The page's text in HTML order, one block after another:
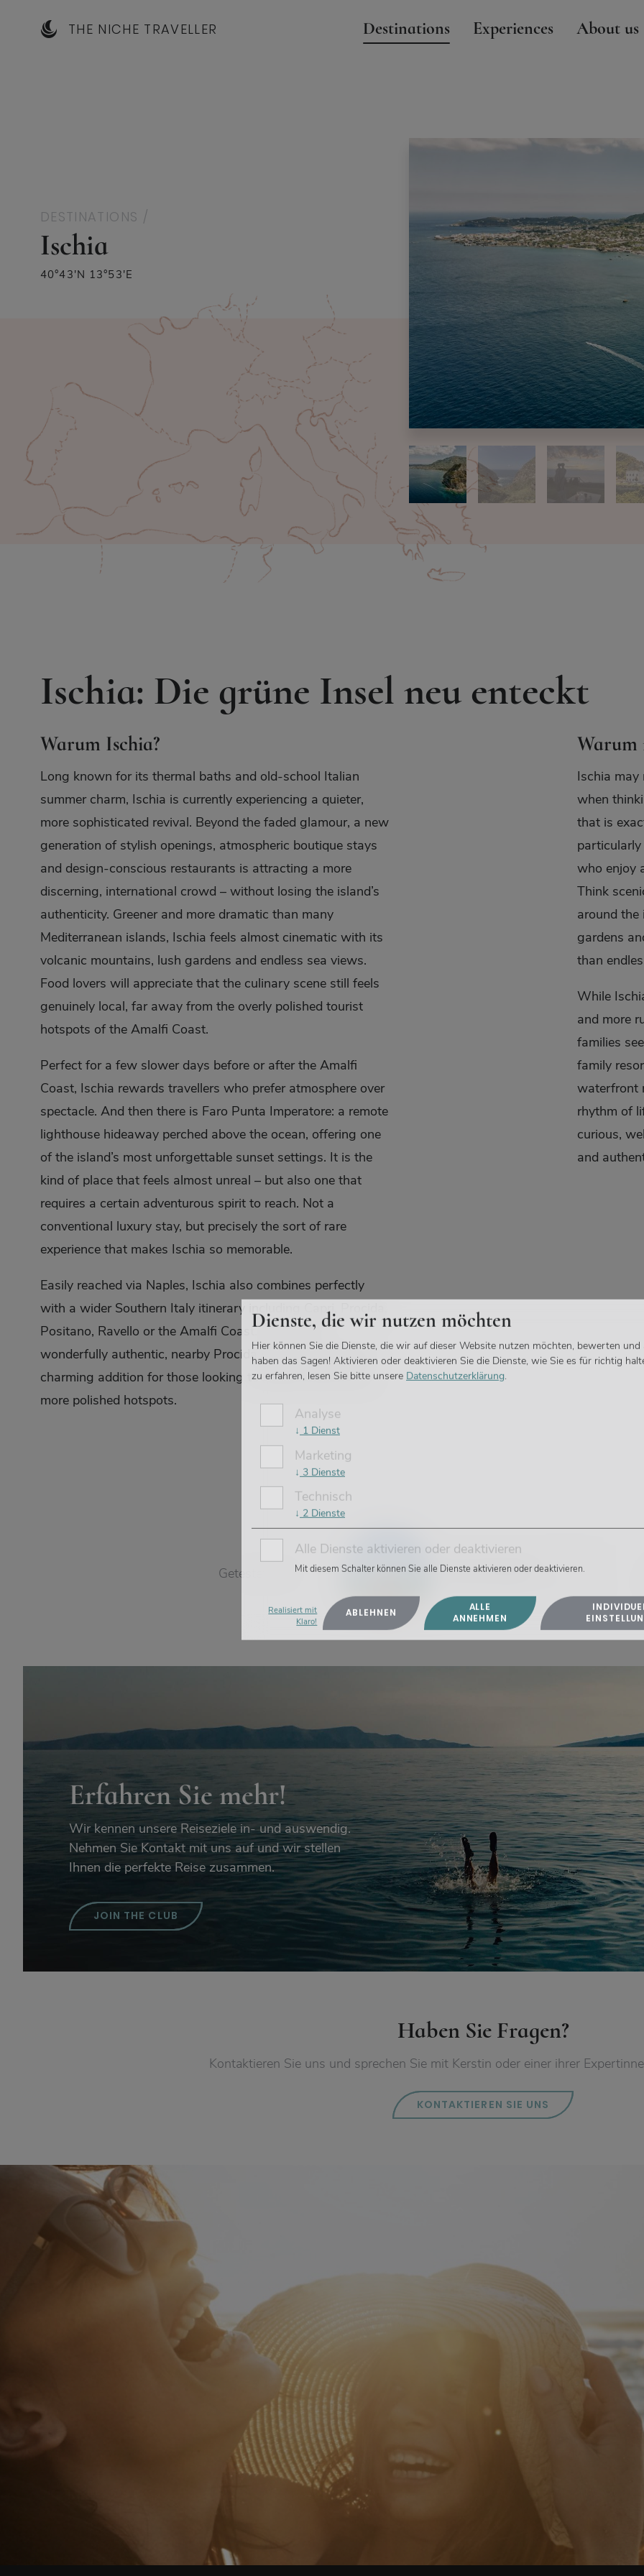
THE NICHE TRAVELLER Destinations Experiences About us
DESTINATIONS /
Ischia
40°43'N 13°53'E
Ischia: Die grüne Insel neu enteckt
Warum Ischia?
Long known for its thermal baths and old-school Italian
summer charm, Ischia is currently experiencing a quieter,
more sophisticated revival. Beyond the faded glamour, a new
generation of stylish openings, atmospheric boutique stays
and design-conscious restaurants is attracting a more
discerning, international crowd – without losing the island’s
authenticity. Greener and more dramatic than many
Mediterranean islands, Ischia feels almost cinematic with its
volcanic mountains, lush gardens and endless sea views.
Food lovers will appreciate that the culinary scene still feels
genuinely local, far away from the overly polished tourist
hotspots of the Amalfi Coast.
Perfect for a few slower days before or after the Amalfi
Coast, Ischia rewards travellers who prefer atmosphere over
spectacle. And then there is Faro Punta Imperatore: a remote
lighthouse hideaway perched above the ocean, offering one
of the island’s most unforgettable sunset settings. It is the
kind of place that feels almost unreal – but also one that
requires a certain adventurous spirit to reach. Not a
conventional luxury stay, but precisely the sort of rare
experience that makes Ischia so memorable.
Easily reached via Naples, Ischia also combines perfectly
with a wider Southern Italy itinerary including Capri, Procida,
Positano, Ravello or the Amalfi Coast. Smaller and
wonderfully authentic, nearby Procida makes an especially
charming addition for those looking to explore beyond the
more polished hotspots.
Warum
Ischia
when
that is
who enjoy
Think
around the
gardens
than
While
and more
families
family
waterfront
rhythm of
curious,
and
Getestet von: Kerstin Bognár
Erfahren Sie mehr!
Wir kennen unsere Reiseziele in- und auswendig.
Nehmen Sie Kontakt mit uns auf und wir stellen
Ihnen die perfekte Reise zusammen.
JOIN THE CLUB
Haben Sie Fragen?
Kontaktieren Sie uns und sprechen Sie mit Kerstin oder einer ihrer
KONTAKTIEREN SIE UNS
Dienste, die wir nutzen möchten
Hier können Sie die Dienste, die wir auf dieser Website nutzen möchten, bewerten und
haben das Sagen! Aktivieren oder deaktivieren Sie die Dienste, wie Sie es für richtig
zu erfahren, lesen Sie bitte unsere Datenschutzerklärung.
Analyse
↓ 1 Dienst
Marketing
↓ 3 Dienste
Technisch
↓ 2 Dienste
Alle Dienste aktivieren oder deaktivieren
Mit diesem Schalter können Sie alle Dienste aktivieren oder deaktivieren.
ABLEHNEN
ALLE
ANNEHMEN
Realisiert mit
Klaro!